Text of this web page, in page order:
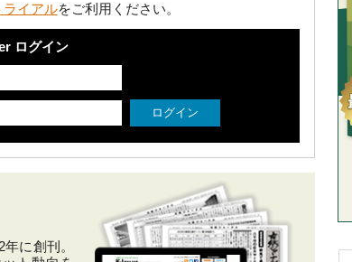
ライアルをご利用ください。
ログイン
に創刊。